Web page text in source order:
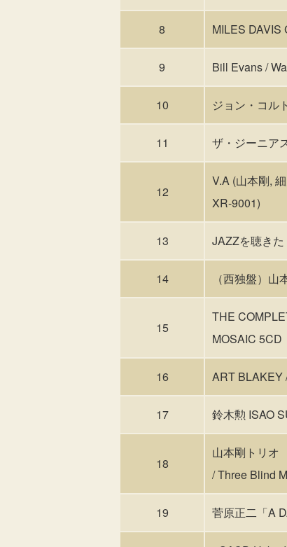
8 MILES DAVIS
9 Bill Evans /
10 ジョン・コル
11 ザ・ジーニア
12
V.A (山本剛,
XR-9001)
13 JAZZを聴き
14 （西独盤）
15
THE
MOSAIC 5CD
16 ART BLAKEY
17 鈴木勲 ISAO
18
山本剛トリオ
/ Three Blind
19 菅原正二「A